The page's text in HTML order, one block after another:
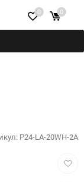
0 0
P24-LA-20WH-2A